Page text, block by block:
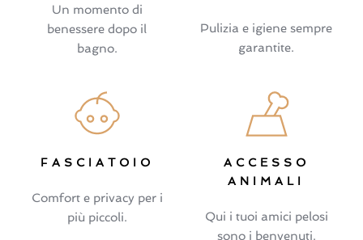
Un momento di
benessere dopo il
bagno.
Pulizia e igiene sempre
garantite.
FASCIATOIO
Comfort e privacy per i
più piccoli.
ACCESSO
ANIMALI
Qui i tuoi amici pelosi
sono i benvenuti.